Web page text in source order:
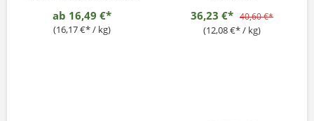
Calciumoxalatsteinen
ab 16,49 €*
(16,17 €* / kg)
36,23 €* 40,60 €*
(12,08 €* / kg)